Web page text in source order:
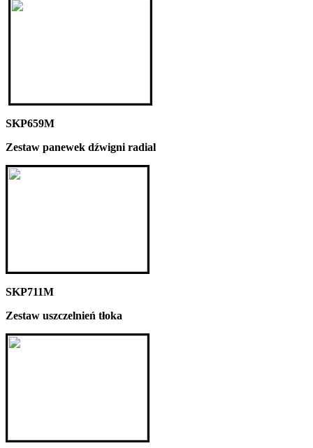
SKP659M
Zestaw panewek dźwigni radial
SKP711M
Zestaw uszczelnień tłoka